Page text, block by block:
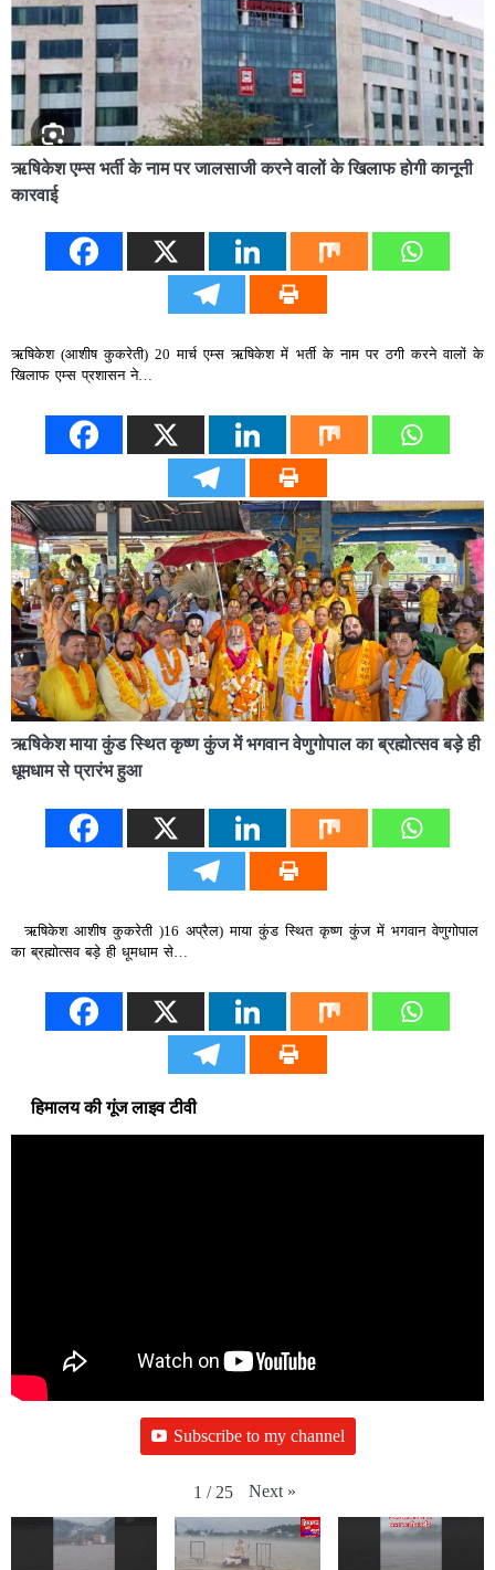
ऋषिकेश एम्स भर्ती के नाम पर जालसाजी करने वालों के खिलाफ होगी कानूनी
कारवाई
ऋषिकेश (आशीष कुकरेती) 20 मार्च एम्स ऋषिकेश में भर्ती के नाम पर ठगी करने वालों के
खिलाफ एम्स प्रशासन ने…
ऋषिकेश माया कुंड स्थित कृष्ण कुंज में भगवान वेणुगोपाल का ब्रह्मोत्सव बड़े ही
धूमधाम से प्रारंभ हुआ
ऋषिकेश आशीष कुकरेती )16 अप्रैल) माया कुंड स्थित कृष्ण कुंज में भगवान वेणुगोपाल
का ब्रह्मोत्सव बड़े ही धूमधाम से…
हिमालय की गूंज लाइव टीवी
Subscribe to my channel
1 / 25 Next »